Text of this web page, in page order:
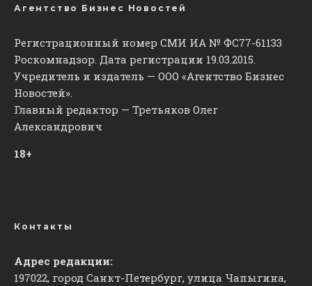
Агентство Бизнес Новостей
Регистрационный номер СМИ ИА № ФС77-61133
Роскомнадзор. Дата регистрации 19.03.2015.
Учредитель и издатель — ООО «Агентство Бизнес
Новостей».
Главный редактор — Третьяков Олег
Александрович
18+
Контакты
Адрес редакции:
197022, город Санкт-Петербург, улица Чапыгина,